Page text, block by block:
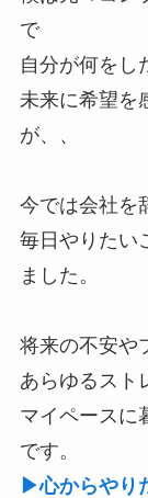
で
自分が何をし
未来に希望を
が、、
今では会社を
毎日やりたい
ました。
将来の不安や
あらゆるスト
マイペースに
です。
▶心からやり